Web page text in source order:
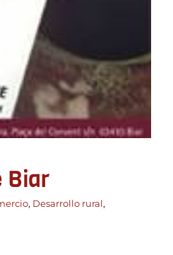
Biar
, Desarrollo rural,